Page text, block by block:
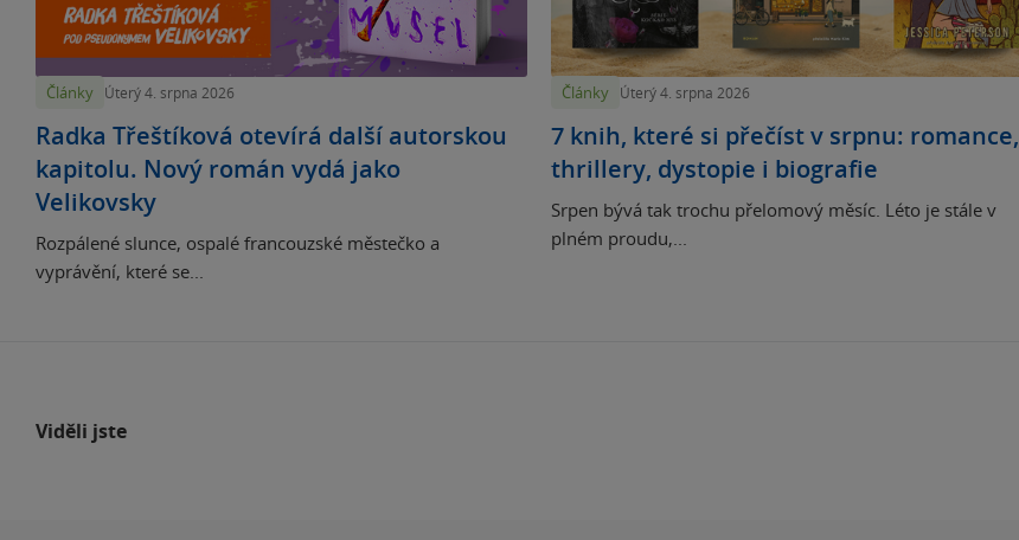
Články Úterý 4. srpna 2026
Radka Třeštíková otevírá další autorskou
kapitolu. Nový román vydá jako
Velikovsky
Rozpálené slunce, ospalé francouzské městečko a
vyprávění, které se...
Články Úterý 4. srpna 2026
7 knih, které si přečíst v srpnu: romance,
thrillery, dystopie i biografie
Srpen bývá tak trochu přelomový měsíc. Léto je stále v
plném proudu,...
Viděli jste